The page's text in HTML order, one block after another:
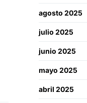
agosto 2025
julio 2025
junio 2025
mayo 2025
abril 2025